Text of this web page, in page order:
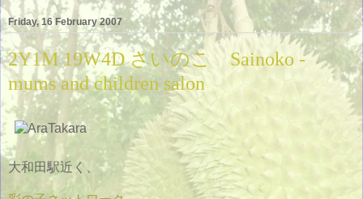
Friday, 16 February 2007
2Y1M 19W4D さいのこ Sainoko -
mums and children salon
大和田駅近く、